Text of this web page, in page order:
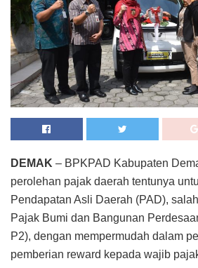
DEMAK – BPKPAD Kabupaten
perolehan pajak daerah tentunya
Pendapatan Asli Daerah (PAD),
Pajak Bumi dan Bangunan
P2), dengan mempermudah dalam
pemberian reward kepada wajib